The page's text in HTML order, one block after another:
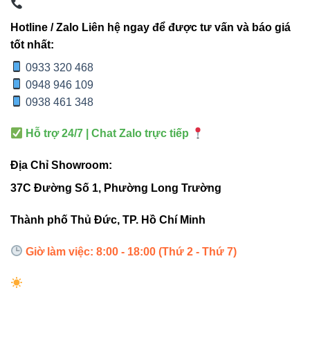
Điều
chỉnh
✔ Linh hoạt,
✔ Có nhưng hạn
Độ bền
nghiệm người dùng
Hotline / Zalo Liên hệ ngay để được tư vấn và báo giá
tốt nhất:
0933 320 468
0948 946 109
0938 461 348
Hỗ trợ 24/7 | Chat Zalo trực tiếp
Địa Chỉ Showroom:
37C Đường Số 1, Phường Long Trường
Thành phố Thủ Đức, TP. Hồ Chí Minh
Giờ làm việc: 8:00 - 18:00 (Thứ 2 - Thứ 7)